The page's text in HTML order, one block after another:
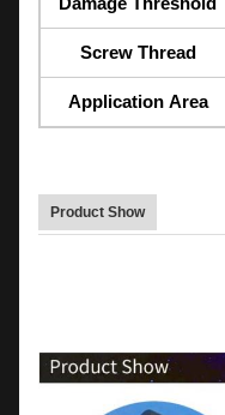
Screw Thread
Application Area
Product Show